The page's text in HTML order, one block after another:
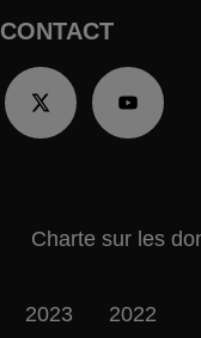
CONTACT
Charte sur les
2023 2022